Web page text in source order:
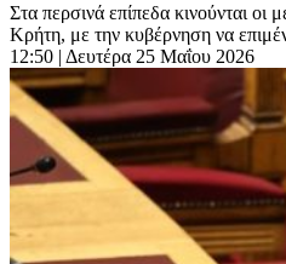
Στα περσινά επίπεδα κινούνται οι
Κρήτη, με την κυβέρνηση να
12:50 | Δευτέρα 25 Μαΐου 2026